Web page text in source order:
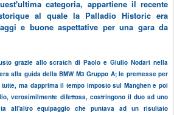
categoria, appartiene il recente
al quale la Palladio Historic era
e buone aspettative per una gara da
grazie allo scratch di Paolo e Giulio Nodari nella
alla guida della BMW M3 Gruppo A; le premesse per
ma dapprima il tempo imposto sul Manghen e poi
verosimilmente difettosa, costringono il duo ad uno
all'altro equipaggio che puntava ad un risultato